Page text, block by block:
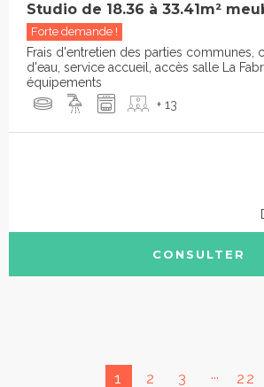
Studio de 18.36 à 33.41m²
Forte demande !
Frais d'entretien des parties communes,
d'eau, service accueil, accès salle La
équipements
+ 13
CONSULTER
1 2 3 ... 22